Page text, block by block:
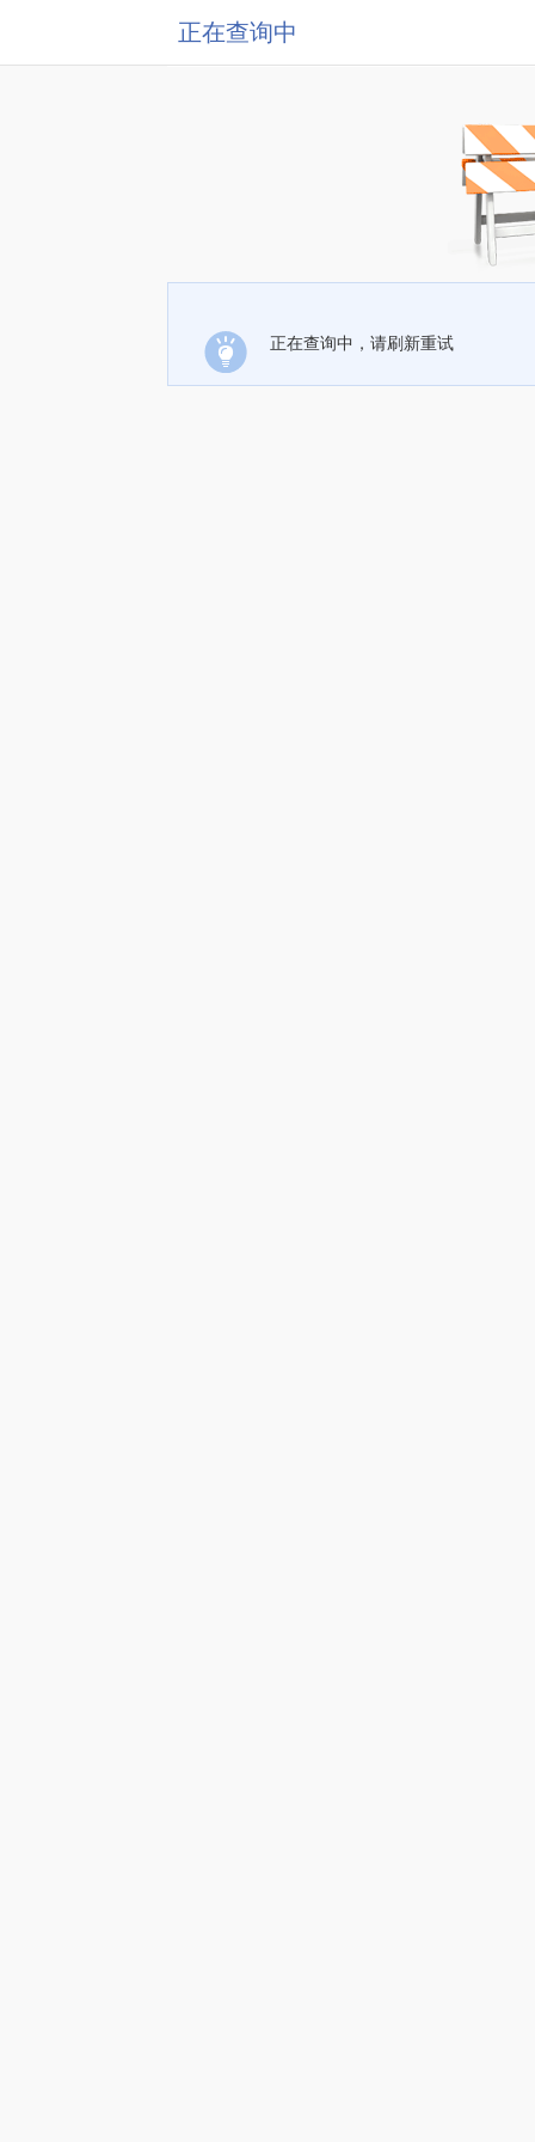
正在查询中
正在查询中，请刷新重试